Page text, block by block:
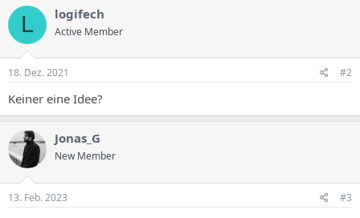
L logifech
Active Member
18. Dez. 2021 #2
Keiner eine Idee?
Jonas_G
New Member
13. Feb. 2023 #3